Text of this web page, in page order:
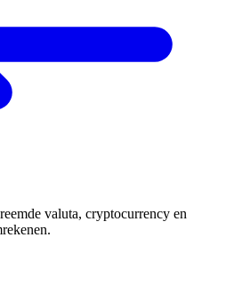
valuta, cryptocurrency en